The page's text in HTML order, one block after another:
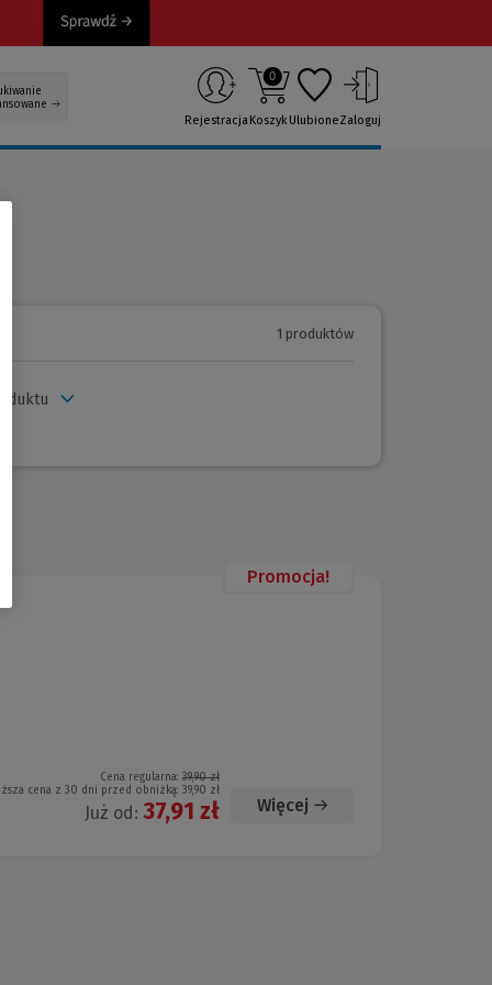
Rejestracja
0
KoszykUlubioneZaloguj
1 produktów
Promocja!
Cena regularna: 39,90 zł
cena z 30 dni przed obniżką: 39,90 zł
Już od: 37,91 zł Więcej